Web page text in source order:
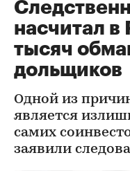
насчитал в
тысяч
дольщиков
Одной из
является
самих
заявили